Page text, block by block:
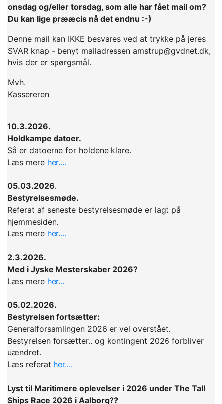
onsdag og/eller torsdag, som alle har fået mail om?
Du kan lige prææcis nå det endnu :-)
Denne mail kan IKKE besvares ved at trykke på jeres
SVAR knap - benyt mailadressen amstrup@gvdnet.dk,
hvis der er spørgsmål.
Mvh.
Kassereren
10.3.2026.
Holdkampe datoer.
Så er datoerne for holdene klare.
Læs mere her....
05.03.2026.
Bestyrelsesmøde.
Referat af seneste bestyrelsesmøde er lagt på
hjemmesiden.
Læs mere her....
2.3.2026.
Med i Jyske Mesterskaber 2026?
Læs mere her...
05.02.2026.
Bestyrelsen fortsætter:
Generalforsamlingen 2026 er vel overstået.
Bestyrelsen forsætter.. og kontingent 2026 forbliver
uændret.
Læs referat her....
Lyst til Maritimere oplevelser i 2026 under The Tall
Ships Race 2026 i Aalborg??